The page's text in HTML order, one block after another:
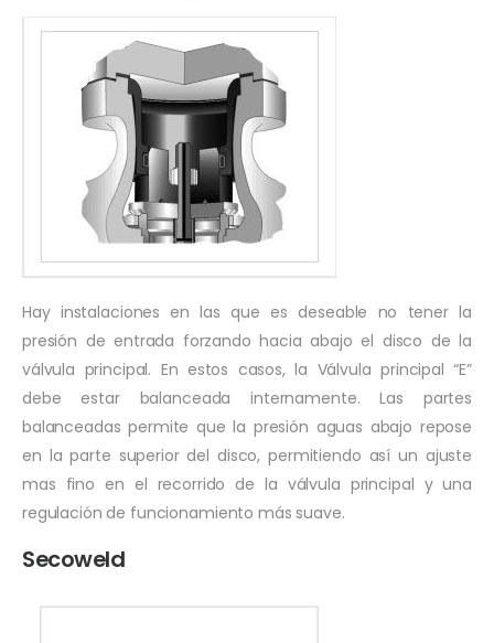
Hay instalaciones en las que es deseable no tener la
presión de entrada forzando hacia abajo el disco de la
válvula principal. En estos casos, la Válvula principal “E”
debe estar balanceada internamente. Las partes
balanceadas permite que la presión aguas abajo repose
en la parte superior del disco, permitiendo así un ajuste
mas fino en el recorrido de la válvula principal y una
regulación de funcionamiento más suave.
Secoweld